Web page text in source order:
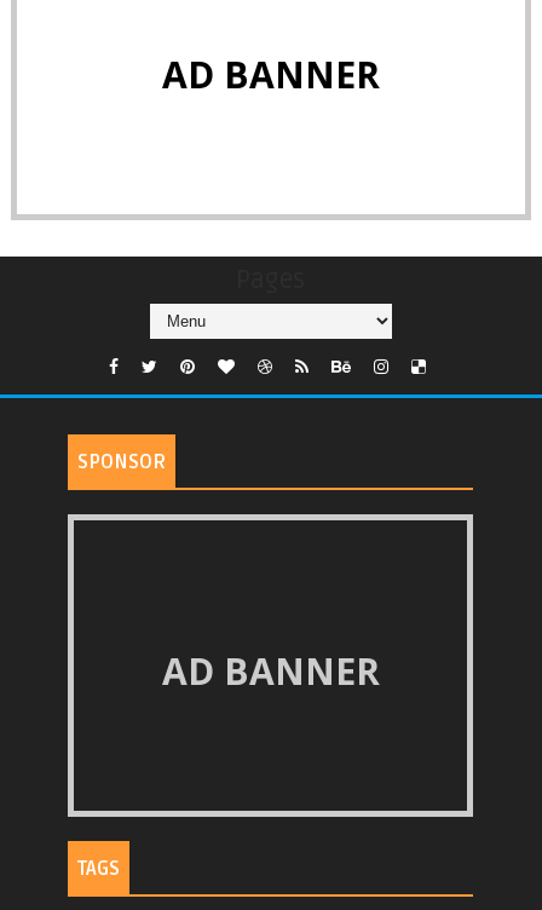
AD BANNER
SPONSOR
AD BANNER
TAGS